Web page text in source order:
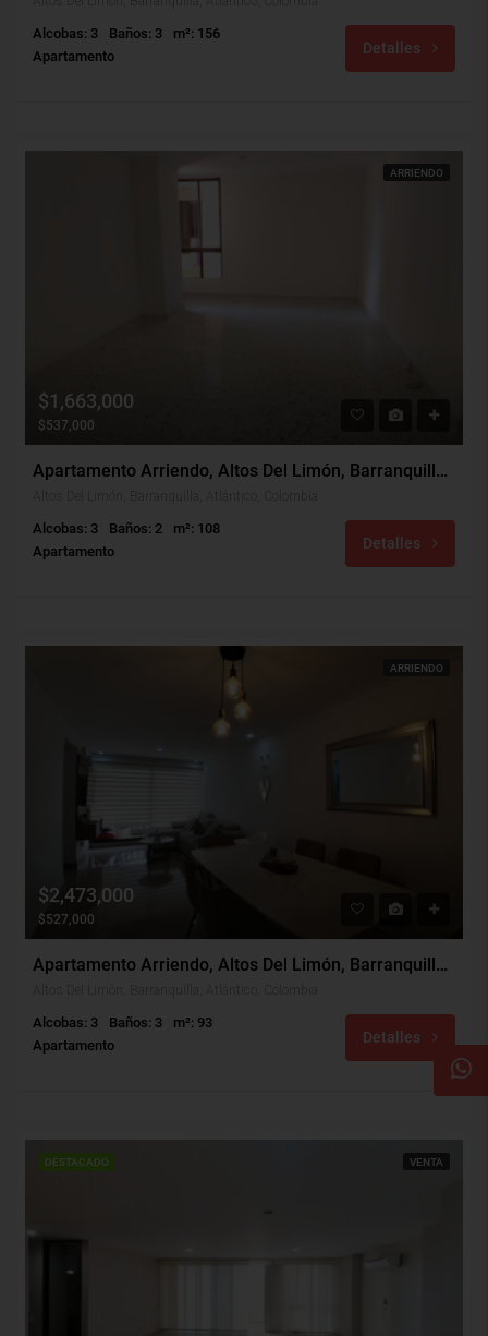
Alcobas: 3 Baños: 3
m²: 156
Apartamento
Detalles
ARRIENDO
$1,663,000
$537,000
Apartamento Arriendo, Altos Del Limón, Barranquilla (31648)
Alcobas: 3 Baños: 2
m²: 108
Apartamento
Detalles
ARRIENDO
$2,473,000
$527,000
Apartamento Arriendo, Altos Del Limón, Barranquilla (31370)
Alcobas: 3 Baños: 3
m²: 93
Apartamento
Detalles
DESTACADO VENTA